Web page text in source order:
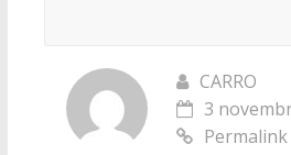
CARRO
3
Permalink